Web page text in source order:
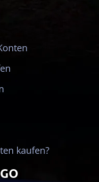
kaufen?